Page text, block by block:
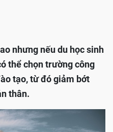
nhưng nếu du học sinh
thể chọn trường công
tạo, từ đó giảm bớt
thân.